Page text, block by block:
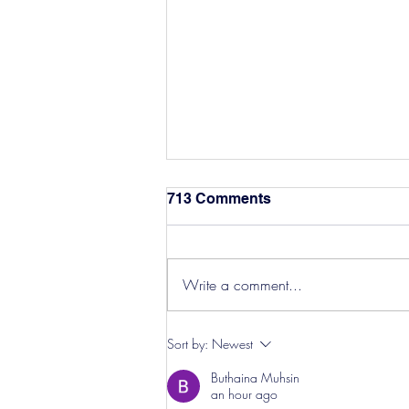
Hereford Tickets
713 Comments
Write a comment...
Sort by: Newest
Buthaina Muhsin
an hour ago